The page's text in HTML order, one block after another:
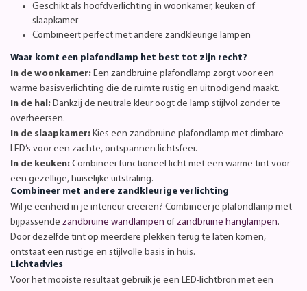
Geschikt als hoofdverlichting in woonkamer, keuken of
slaapkamer
Combineert perfect met andere zandkleurige lampen
Waar komt een plafondlamp het best tot zijn recht?
In de woonkamer: Een zandbruine plafondlamp zorgt voor een
warme basisverlichting die de ruimte rustig en uitnodigend maakt.
In de hal: Dankzij de neutrale kleur oogt de lamp stijlvol zonder te
overheersen.
In de slaapkamer: Kies een zandbruine plafondlamp met dimbare
LED’s voor een zachte, ontspannen lichtsfeer.
In de keuken: Combineer functioneel licht met een warme tint voor
een gezellige, huiselijke uitstraling.
Combineer met andere zandkleurige verlichting
Wil je eenheid in je interieur creëren? Combineer je plafondlamp met
bijpassende zandbruine wandlampen ofzandbruine hanglampen.
Door dezelfde tint op meerdere plekken terug te laten komen,
ontstaat een rustige en stijlvolle basis in huis.
Lichtadvies
Voor het mooiste resultaat gebruik je een LED-lichtbron met een